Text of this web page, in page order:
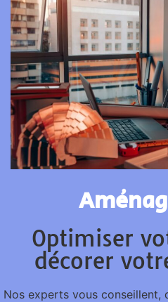
Optimiser
décorer
Nos experts vous conseillent,